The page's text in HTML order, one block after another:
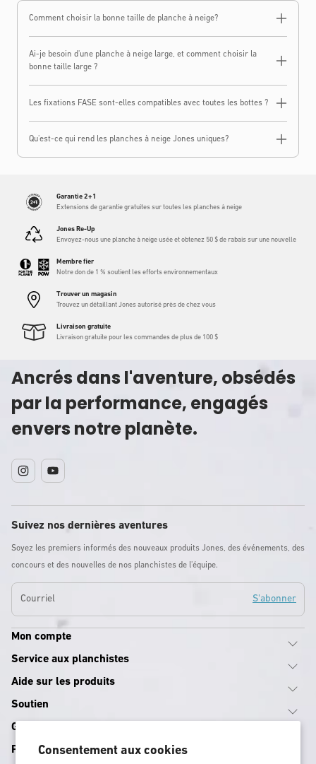
Consentement aux cookies
Comment choisir la bonne taille de planche à neige?
Ai-je besoin d'une planche à neige large, et comment choisir la
bonne taille large ?
Les fixations FASE sont-elles compatibles avec toutes les bottes ?
Qu'est-ce qui rend les planches à neige Jones uniques?
Garantie 2+1
Extensions de garantie gratuites sur toutes les planches à neige
Jones Re-Up
Envoyez-nous une planche à neige usée et obtenez 50 $ de rabais sur une nouvelle
Membre fier
Notre don de 1 % soutient les efforts environnementaux
Trouver un magasin
Trouvez un détaillant Jones autorisé près de chez vous
Livraison gratuite
Livraison gratuite pour les commandes de plus de 100 $
Ancrés dans l'aventure, obsédés
par la performance, engagés
envers notre planète.
InstagramYouTube
Suivez nos dernières aventures
Soyez les premiers informés des nouveaux produits Jones, des événements, des
concours et des nouvelles de nos planchistes de l'équipe.
Courriel
S'abonner
Mon compte
Service aux planchistes
Aide sur les produits
Soutien
Guides d'équipement
Programmes